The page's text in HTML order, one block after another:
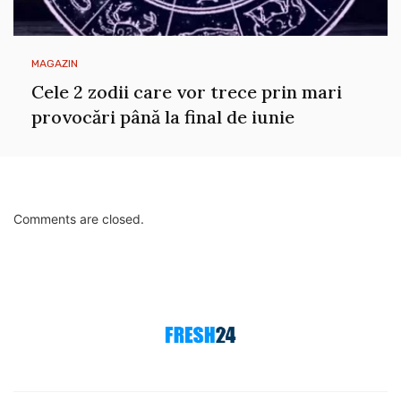
MAGAZIN
Cele 2 zodii care vor trece prin mari
provocări până la final de iunie
Comments are closed.